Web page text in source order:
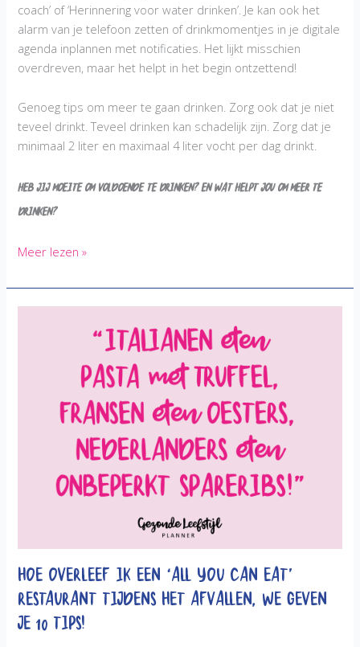
coach’ of ‘Herinnering voor water drinken’. Je kan ook het
alarm van je telefoon zetten of drinkmomentjes in je digitale
agenda inplannen met notificaties. Het lijkt misschien
overdreven, maar het helpt in het begin ontzettend!
Genoeg tips om meer te gaan drinken. Zorg ook dat je niet
teveel drinkt. Teveel drinken kan schadelijk zijn. Zorg dat je
minimaal 2 liter en maximaal 4 liter vocht per dag drinkt.
Heb jij moeite om voldoende te drinken? En wat helpt jou om meer te
drinken?
Meer
Hoeveel,
waarom
Meer lezen »
Hoe overleef ik een ‘All you can eat’
restaurant tijdens het afvallen, we geven
je 10 tips!